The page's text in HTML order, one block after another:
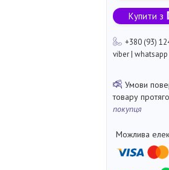
Купити з
+380 (93)
viber |
товару
покупця